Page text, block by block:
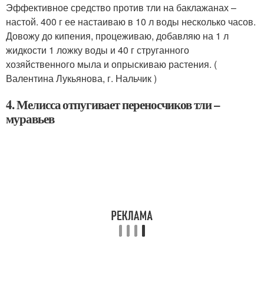
Эффективное средство против тли на баклажанах –
настой. 400 г ее настаиваю в 10 л воды несколько часов.
Довожу до кипения, процеживаю, добавляю на 1 л
жидкости 1 ложку воды и 40 г струганного
хозяйственного мыла и опрыскиваю растения. (
Валентина Лукьянова, г. Нальчик )
4. Мелисса отпугивает переносчиков тли –
муравьев